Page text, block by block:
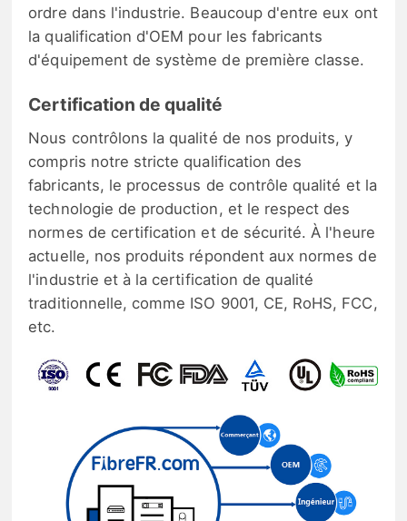
ordre dans l'industrie. Beaucoup d'entre eux ont
la qualification d'OEM pour les fabricants
d'équipement de système de première classe.
Certification de qualité
Nous contrôlons la qualité de nos produits, y
compris notre stricte qualification des
fabricants, le processus de contrôle qualité et la
technologie de production, et le respect des
normes de certification et de sécurité. À l'heure
actuelle, nos produits répondent aux normes de
l'industrie et à la certification de qualité
traditionnelle, comme ISO 9001, CE, RoHS, FCC,
etc.